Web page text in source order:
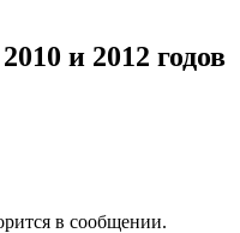
и 2012 годов
в сообщении.